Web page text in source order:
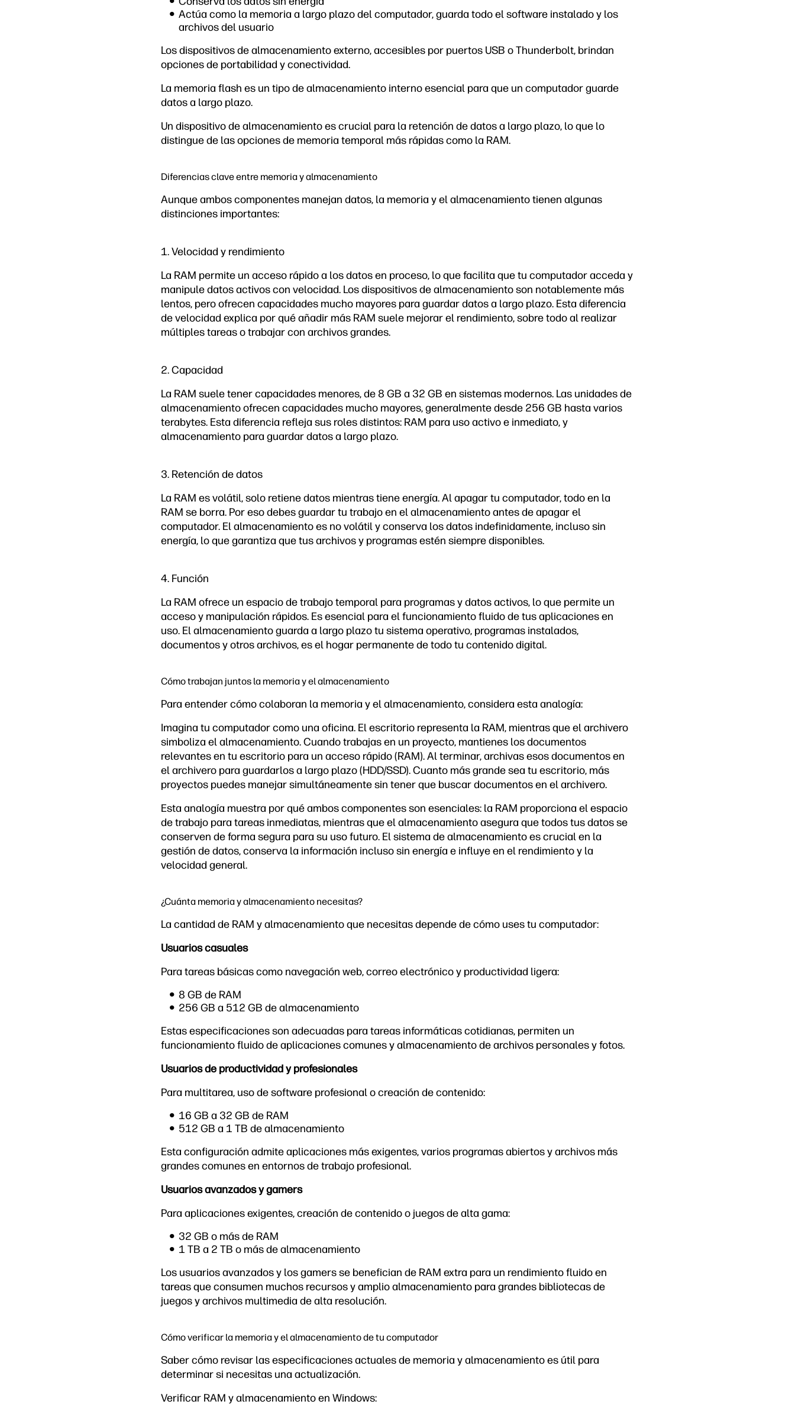
Actúa como la memoria a largo plazo del computador, guarda todo el software instalado y los
archivos del usuario
Los dispositivos de almacenamiento externo, accesibles por puertos USB o Thunderbolt, brindan
opciones de portabilidad y conectividad.
La memoria flash es un tipo de almacenamiento interno esencial para que un computador guarde
datos a largo plazo.
Un dispositivo de almacenamiento es crucial para la retención de datos a largo plazo, lo que lo
distingue de las opciones de memoria temporal más rápidas como la RAM.
Diferencias clave entre memoria y almacenamiento
Aunque ambos componentes manejan datos, la memoria y el almacenamiento tienen algunas
distinciones importantes:
1. Velocidad y rendimiento
La RAM permite un acceso rápido a los datos en proceso, lo que facilita que tu computador acceda y
manipule datos activos con velocidad. Los dispositivos de almacenamiento son notablemente más
lentos, pero ofrecen capacidades mucho mayores para guardar datos a largo plazo. Esta diferencia
de velocidad explica por qué añadir más RAM suele mejorar el rendimiento, sobre todo al realizar
múltiples tareas o trabajar con archivos grandes.
2. Capacidad
La RAM suele tener capacidades menores, de 8 GB a 32 GB en sistemas modernos. Las unidades de
almacenamiento ofrecen capacidades mucho mayores, generalmente desde 256 GB hasta varios
terabytes. Esta diferencia refleja sus roles distintos: RAM para uso activo e inmediato, y
almacenamiento para guardar datos a largo plazo.
3. Retención de datos
La RAM es volátil, solo retiene datos mientras tiene energía. Al apagar tu computador, todo en la
RAM se borra. Por eso debes guardar tu trabajo en el almacenamiento antes de apagar el
computador. El almacenamiento es no volátil y conserva los datos indefinidamente, incluso sin
energía, lo que garantiza que tus archivos y programas estén siempre disponibles.
4. Función
La RAM ofrece un espacio de trabajo temporal para programas y datos activos, lo que permite un
acceso y manipulación rápidos. Es esencial para el funcionamiento fluido de tus aplicaciones en
uso. El almacenamiento guarda a largo plazo tu sistema operativo, programas instalados,
documentos y otros archivos, es el hogar permanente de todo tu contenido digital.
Cómo trabajan juntos la memoria y el almacenamiento
Para entender cómo colaboran la memoria y el almacenamiento, considera esta analogía:
Imagina tu computador como una oficina. El escritorio representa la RAM, mientras que el archivero
simboliza el almacenamiento. Cuando trabajas en un proyecto, mantienes los documentos
relevantes en tu escritorio para un acceso rápido (RAM). Al terminar, archivas esos documentos en
el archivero para guardarlos a largo plazo (HDD/SSD). Cuanto más grande sea tu escritorio, más
proyectos puedes manejar simultáneamente sin tener que buscar documentos en el archivero.
Esta analogía muestra por qué ambos componentes son esenciales: la RAM proporciona el espacio
de trabajo para tareas inmediatas, mientras que el almacenamiento asegura que todos tus datos se
conserven de forma segura para su uso futuro. El sistema de almacenamiento es crucial en la
gestión de datos, conserva la información incluso sin energía e influye en el rendimiento y la
velocidad general.
¿Cuánta memoria y almacenamiento necesitas?
La cantidad de RAM y almacenamiento que necesitas depende de cómo uses tu computador:
Usuarios casuales
Para tareas básicas como navegación web, correo electrónico y productividad ligera:
8 GB de RAM
256 GB a 512 GB de almacenamiento
Estas especificaciones son adecuadas para tareas informáticas cotidianas, permiten un
funcionamiento fluido de aplicaciones comunes y almacenamiento de archivos personales y fotos.
Usuarios de productividad y profesionales
Para multitarea, uso de software profesional o creación de contenido:
16 GB a 32 GB de RAM
512 GB a 1 TB de almacenamiento
Esta configuración admite aplicaciones más exigentes, varios programas abiertos y archivos más
grandes comunes en entornos de trabajo profesional.
Usuarios avanzados y gamers
Para aplicaciones exigentes, creación de contenido o juegos de alta gama:
32 GB o más de RAM
1 TB a 2 TB o más de almacenamiento
Los usuarios avanzados y los gamers se benefician de RAM extra para un rendimiento fluido en
tareas que consumen muchos recursos y amplio almacenamiento para grandes bibliotecas de
juegos y archivos multimedia de alta resolución.
Cómo verificar la memoria y el almacenamiento de tu computador
Saber cómo revisar las especificaciones actuales de memoria y almacenamiento es útil para
determinar si necesitas una actualización.
Verificar RAM y almacenamiento en Windows: